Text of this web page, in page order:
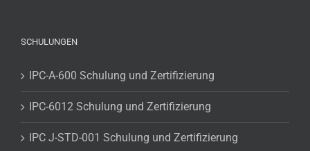
SCHULUNGEN
IPC-A-600 Schulung und Zertifizierung
IPC-6012 Schulung und Zertifizierung
IPC J-STD-001 Schulung und Zertifizierung